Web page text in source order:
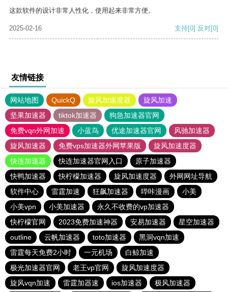
这款软件的设计非常人性化，使用起来非常方便。
2025-02-16 支持[0] 反对[0]
友情链接
网站地图 QuickQ 旋风加速度器
旋风加速
坚果加速器
tiktok加速器
狗急加速器官网
免费vqn外网加速
小蓝鸟 优途加速器官网
风驰加速器
旋风加速器
免费vps加速器外网苹果版
旋风加速度器
快连加速器
快连加速器官网入口
原子加速器
快鸭加速器
快柠檬加速器 旋风加速度器
外网网址导航
软件中心
雷霆加速 狂飙加速器 哔咔漫画
小美
小美vpn
小美加速器
永久不收费的vp加速器
快柠檬官网
2023免费加速神器 安易加速器
星空加速器
outline
云帆加速器 toto加速器
黑洞vqn加速
雷霆每天免费2小时
一元机场
白鲸加速
极光加速器官网
老王vp官网
旋风加速度器
旋风vqn加速
雷霆加器速 ios加速器 极风加速器